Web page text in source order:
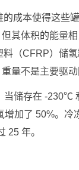
成本使得这些
其体积的能量
（CFRP）储
量不是主要驱动
储存在 -230℃
加了 50%。冷
25 年。